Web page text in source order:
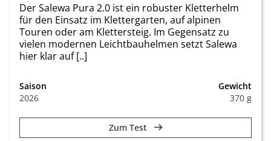
Der Salewa Pura 2.0 ist ein robuster Kletterhelm
für den Einsatz im Klettergarten, auf alpinen
Touren oder am Klettersteig. Im Gegensatz zu
vielen modernen Leichtbauhelmen setzt Salewa
hier klar auf [..]
Saison
2026
Gewicht
370 g
Zum Test